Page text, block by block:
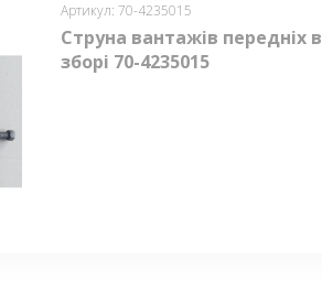
Артикул: 70-4235015
Струна вантажів передніх в
зборі 70-4235015